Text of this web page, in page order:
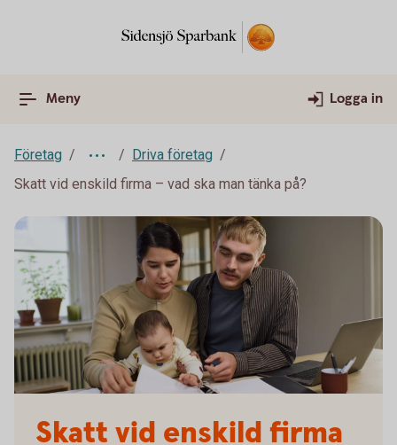
Meny Logga in
Företag
Driva företag
Skatt vid enskild firma – vad ska man tänka på?
Skatt vid enskild firma